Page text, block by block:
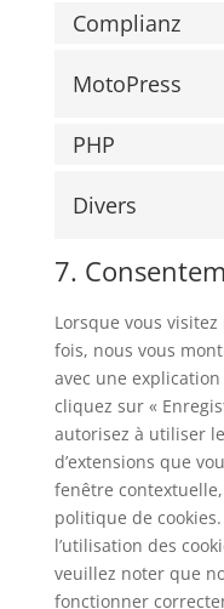
Complianz
MotoPress
PHP
Divers
7.
Lorsque vous
fois, nous vous
avec une
cliquez sur «
autorisez à utiliser
d’extensions que
fenêtre
politique de
l’utilisation des
veuillez noter que
fonctionner